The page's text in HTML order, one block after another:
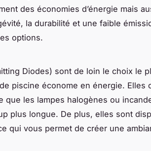
des économies d’énergie mais
la durabilité et une faible
options.
Diodes) sont de loin le choix le
de piscine économe en énergie. Elles
que les lampes halogènes ou
plus longue. De plus, elles sont
qui vous permet de créer une